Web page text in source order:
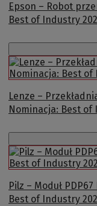
Epson – Robot
Best of Industry
Lenze –
Nominacja: Best of
Pilz – Moduł
Best of Industry